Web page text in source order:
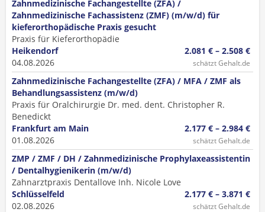
Zahnmedizinische Fachangestellte (ZFA) /
Zahnmedizinische Fachassistenz (ZMF) (m/w/d) für
kieferorthopädische Praxis gesucht
Praxis für Kieferorthopädie
Heikendorf
04.08.2026
2.081 € – 2.508 €
schätzt Gehalt.de
Zahnmedizinische Fachangestellte (ZFA) / MFA / ZMF als
Behandlungsassistenz (m/w/d)
Praxis für Oralchirurgie Dr. med. dent. Christopher R.
Benedickt
Frankfurt am Main
01.08.2026
2.177 € – 2.984 €
schätzt Gehalt.de
ZMP / ZMF / DH / Zahnmedizinische Prophylaxeassistentin
/ Dentalhygienikerin (m/w/d)
Zahnarztpraxis Dentallove Inh. Nicole Love
Schlüsselfeld
02.08.2026
2.177 € – 3.871 €
schätzt Gehalt.de